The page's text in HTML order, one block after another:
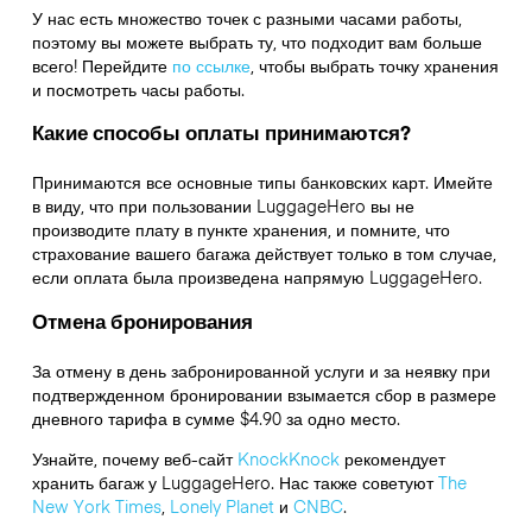
У нас есть множество точек с разными часами работы,
поэтому вы можете выбрать ту, что подходит вам больше
всего! Перейдите по ссылке,чтобы выбрать точку хранения
и посмотреть часы работы.
Какие способы оплаты принимаются?
Принимаются все основные типы банковских карт. Имейте
в виду, что при пользовании LuggageHero вы не
производите плату в пункте хранения, и помните, что
страхование вашего багажа действует только в том случае,
если оплата была произведена напрямую LuggageHero.
Отмена бронирования
За отмену в день забронированной услуги и за неявку при
подтвержденном бронировании взымается сбор в размере
дневного тарифа в сумме $4.90 за одно место.
Узнайте, почему веб-сайт KnockKnockрекомендует
хранить багаж у LuggageHero. Нас также советуютThe
New York Times, Lonely Planetи CNBC.